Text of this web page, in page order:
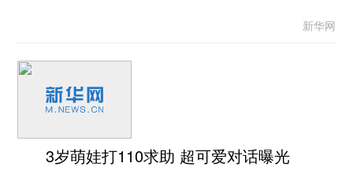
新华网
3岁萌娃打110求助 超可爱对话曝光